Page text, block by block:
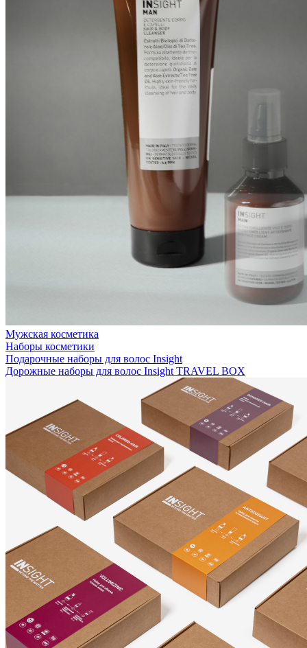
Мужская косметика
Наборы косметики
Подарочные наборы для волос Insight
Дорожные наборы для волос Insight TRAVEL BOX